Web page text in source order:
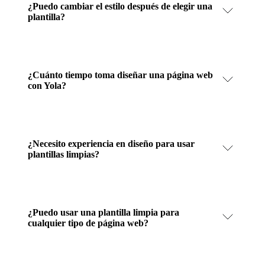
¿Puedo cambiar el estilo después de elegir una
plantilla?
¿Cuánto tiempo toma diseñar una página web
con Yola?
¿Necesito experiencia en diseño para usar
plantillas limpias?
¿Puedo usar una plantilla limpia para
cualquier tipo de página web?